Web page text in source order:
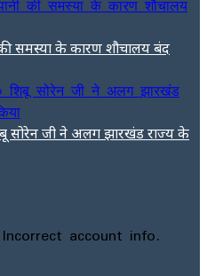
की समस्या के कारण शौचालय बंद
सोरेन जी ने अलग झारखंड राज्य के
account info.